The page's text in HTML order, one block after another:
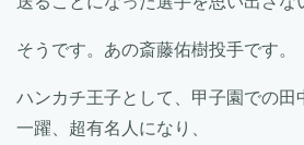
そうです。あの斎藤佑樹投手です。
ハンカチ王子として、甲子園での田
一躍、超有名人になり、